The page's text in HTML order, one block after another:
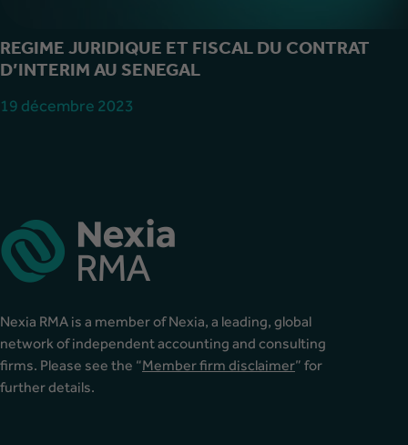
REGIME JURIDIQUE ET FISCAL DU CONTRAT
D’INTERIM AU SENEGAL
19 décembre 2023
Nexia RMA is a member of Nexia, a leading, global
network of independent accounting and consulting
firms. Please see the “Member firm disclaimer” for
further details.